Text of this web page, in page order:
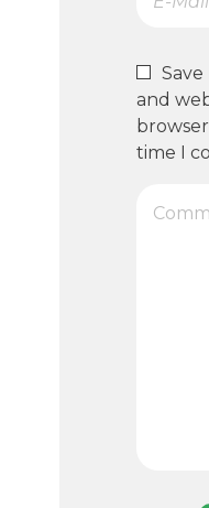
Save
and
time I